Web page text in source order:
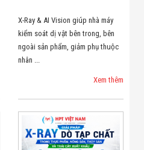
X-Ray & AI Vision giúp nhà máy
kiểm soát dị vật bên trong, bên
ngoài sản phẩm, giảm phụ thuộc
nhân ...
Xem thêm